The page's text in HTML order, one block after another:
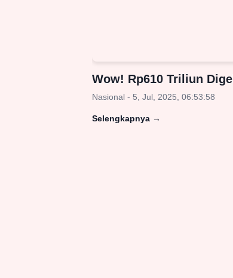
Wow! Rp610 Triliun
Nasional - 5, Jul, 2025, 06:53:58
Selengkapnya →